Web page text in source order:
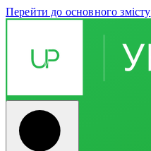
Перейти до основного змісту